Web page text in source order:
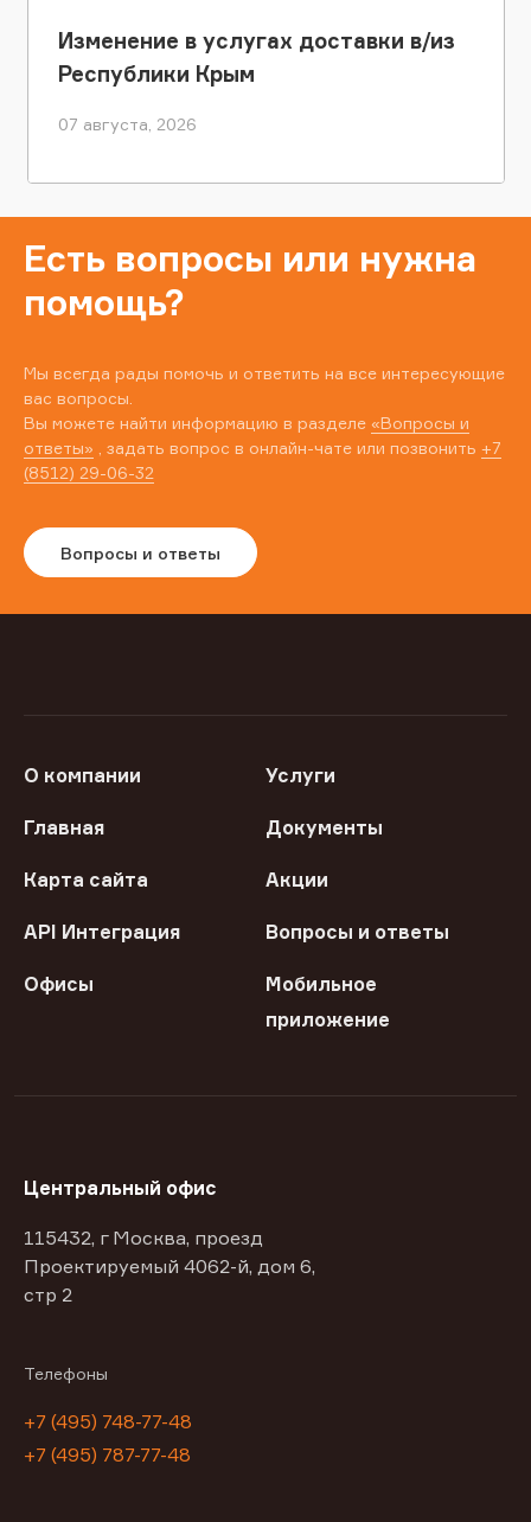
Изменение в услугах доставки в/из
Республики Крым
07 августа, 2026
Есть вопросы или нужна
помощь?
Мы всегда рады помочь и ответить на все интересующие
вас вопросы.
Вы можете найти информацию в разделе «Вопросы и
ответы» , задать вопрос в онлайн-чате или позвонить +7
(8512) 29-06-32
Вопросы и ответы
О компании Услуги
Главная Документы
Карта сайта Акции
API Интеграция Вопросы и ответы
Офисы
Мобильное
приложение
Центральный офис
115432, г Москва, проезд
Проектируемый 4062-й, дом 6,
стр 2
Телефоны
+7 (495) 748-77-48
+7 (495) 787-77-48